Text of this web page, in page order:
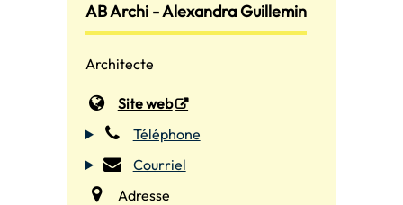
AB Archi - Alexandra Guillemin
Architecte
Site web
Téléphone
Courriel
Adresse